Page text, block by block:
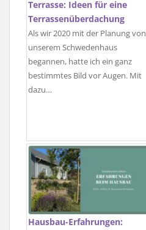
Terrasse: Ideen für eine
Terrassenüberdachung
Als wir 2020 mit der Planung von
unserem Schwedenhaus
begannen, hatte ich ein ganz
bestimmtes Bild vor Augen. Mit
dazu…
Hausbau-Erfahrungen: